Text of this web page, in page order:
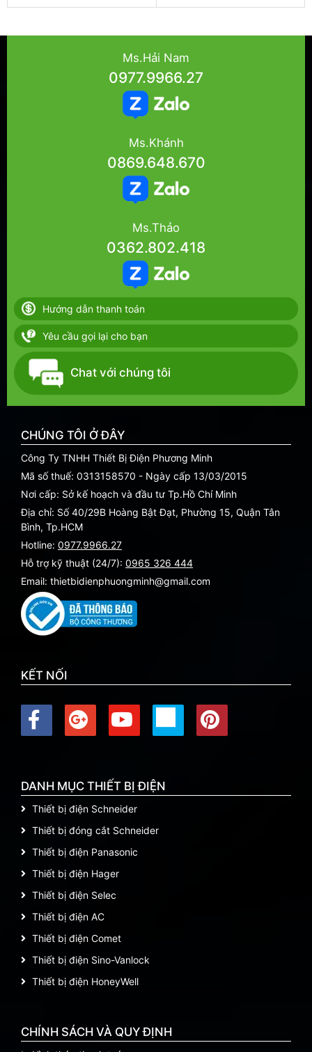
Ms.Hải Nam
0977.9966.27
Ms.Khánh
0869.648.670
Ms.Thảo
0362.802.418
Hướng dẫn thanh toán
Yêu cầu gọi lại cho bạn
Chat với chúng tôi
CHÚNG TÔI Ở ĐÂY
Công Ty TNHH Thiết Bị Điện Phương Minh
Mã số thuế: 0313158570 - Ngày cấp 13/03/2015
Nơi cấp: Sở kế hoạch và đầu tư Tp.Hồ Chí Minh
Địa chỉ: Số 40/29B Hoàng Bật Đạt, Phường 15, Quận Tân
Bình, Tp.HCM
Hotline: 0977.9966.27
Hỗ trợ kỹ thuật (24/7): 0965 326 444
Email: thietbidienphuongminh@gmail.com
KẾT NỐI
DANH MỤC THIẾT BỊ ĐIỆN
Thiết bị điện Schneider
Thiết bị đóng cắt Schneider
Thiết bị điện Panasonic
Thiết bị điện Hager
Thiết bị điện Selec
Thiết bị điện AC
Thiết bị điện Comet
Thiết bị điện Sino-Vanlock
Thiết bị điện HoneyWell
CHÍNH SÁCH VÀ QUY ĐỊNH